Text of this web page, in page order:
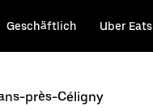
Geschäftlich Uber Eats
près-Céligny